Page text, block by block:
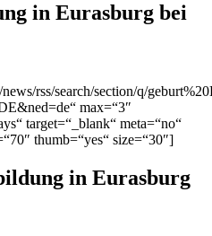
in Eurasburg bei
rss/search/section/q/
max=“3″
target=“_blank“ meta=“no“
thumb=“yes“ size=“30″]
in Eurasburg